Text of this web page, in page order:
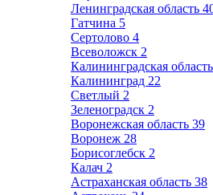
Ленинградская область
Гатчина 5
Сертолово 4
Всеволожск 2
Калининградская область
Калининград 22
Светлый 2
Зеленоградск 2
Воронежская область 39
Воронеж 28
Борисоглебск 2
Калач 2
Астраханская область 38